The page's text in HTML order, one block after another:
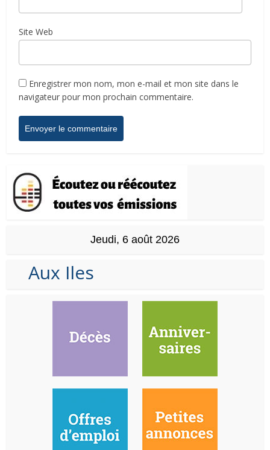
Site Web
Enregistrer mon nom, mon e-mail et mon site dans le
navigateur pour mon prochain commentaire.
Jeudi, 6 août 2026
Aux Iles